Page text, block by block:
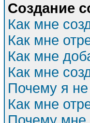
Создание
Как мне
Как мне
Как мне
Как мне
Почему я не
Как мне